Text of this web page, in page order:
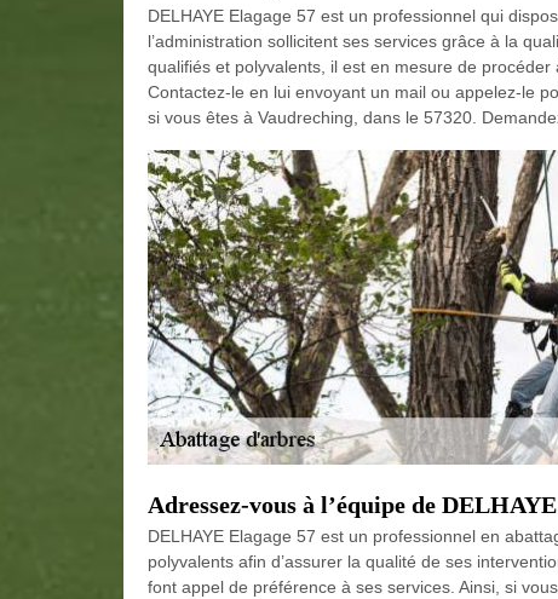
DELHAYE Elagage 57 est un professionnel qui
l’administration sollicitent ses services grâce à la
qualifiés et polyvalents, il est en mesure de
Contactez-le en lui envoyant un mail ou appelez-le
si vous êtes à Vaudreching, dans le 57320.
Adressez-vous à l’équipe de
DELHAYE Elagage 57 est un professionnel en
polyvalents afin d’assurer la qualité de ses
font appel de préférence à ses services. Ainsi, si